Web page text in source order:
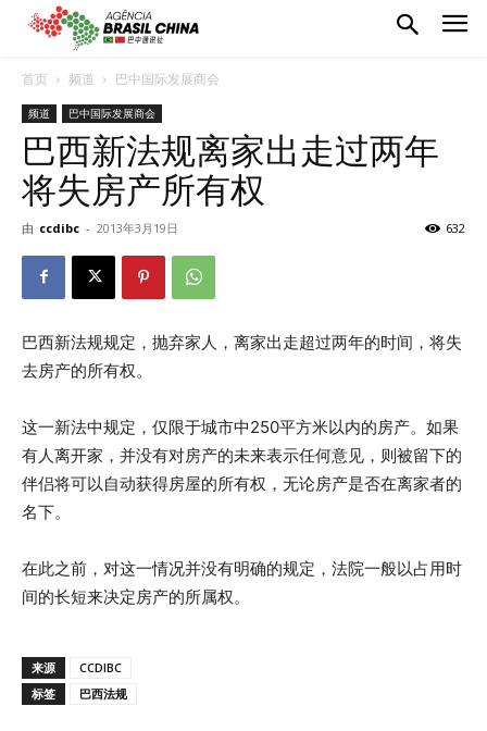
首页 频道 巴中国际发展商会
频道 巴中国际发展商会
巴西新法规离家出走过两年
将失房产所有权
由 ccdibc - 2013年3月19日 632
巴西新法规规定，抛弃家人，离家出走超过两年的时间，将失
去房产的所有权。
这一新法中规定，仅限于城市中250平方米以内的房产。如果
有人离开家，并没有对房产的未来表示任何意见，则被留下的
伴侣将可以自动获得房屋的所有权，无论房产是否在离家者的
名下。
在此之前，对这一情况并没有明确的规定，法院一般以占用时
间的长短来决定房产的所属权。
来源
CCDIBC
标签
巴西法规